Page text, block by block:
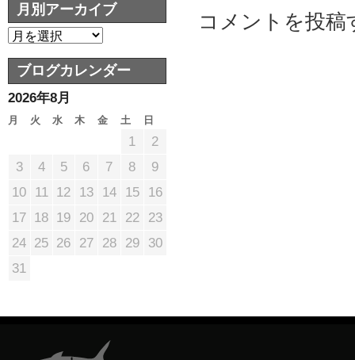
コメントを投稿
月別アーカイブ
ブログカレンダー
2026年8月
月 火 水 木 金 土 日
1
2
3
4 5 6 7 8
9
10
11 12 13 14 15
16
17 18 19 20 21 22
23
24 25 26 27 28 29
30
31